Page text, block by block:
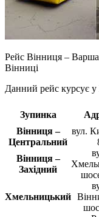
Рейс Вінниця –
Вінниці
Данний рейс курсує у
Зупинка
Вінниця –
Центральний
вул.
Вінниця –
Західний
Хмельницький